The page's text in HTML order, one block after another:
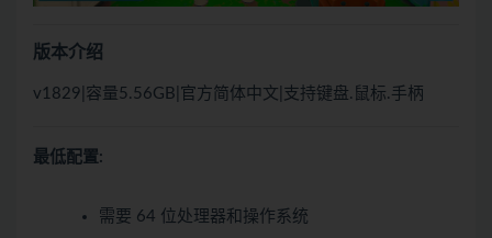
版本介绍
v1829|容量5.56GB|官方简体中文|支持键盘.鼠标.手柄
最低配置:
需要 64 位处理器和操作系统